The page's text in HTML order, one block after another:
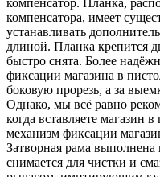
компенсатор. Планка,
компенсатора, имеет
устанавливать
длиной. Планка крепится
быстро снята. Более
фиксации магазина в
боковую прорезь, а за
Однако, мы всё равно
когда вставляете магазин
механизм фиксации
Затворная рама
снимается для чистки и